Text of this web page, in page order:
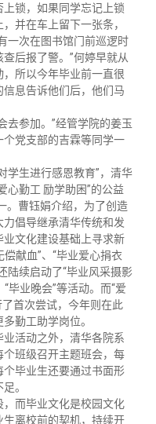
锁，如果同学忘记上锁
并在车上留下一张条，
一次在图书馆门前巡逻时
后报了警。”何婷早就从
，所以今年毕业前一直很
息告诉他们后，他们马
去参加。”经管学院的姜玉
党支部的吉霖等同学一
学生进行感恩教育”，清华
心勤工 励学助困”的公益
。曹钰娟介绍，为了创造
倡导继承清华传统和发
文化建设基础上寻求新
偿献血”、“毕业爱心捐衣
陆续启动了“毕业风采摄影
“毕业晚会”等活动。而“爱
首次尝试，今年则在此
勤工助学岗位。
活动之外，清华各院系
班级召开主题班会，每
毕业生还要通过书面形
。
而毕业文化是校园文化
离校前的契机，持续开